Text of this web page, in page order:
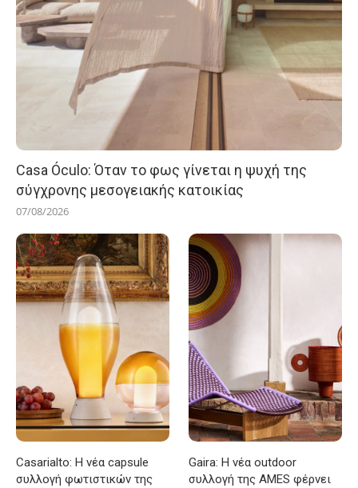
Casa Óculo: Όταν το φως γίνεται η ψυχή της
σύγχρονης μεσογειακής κατοικίας
07/08/2026
Casarialto: Η νέα capsule
συλλογή φωτιστικών της
Gaira: Η νέα outdoor
συλλογή της AMES φέρνει